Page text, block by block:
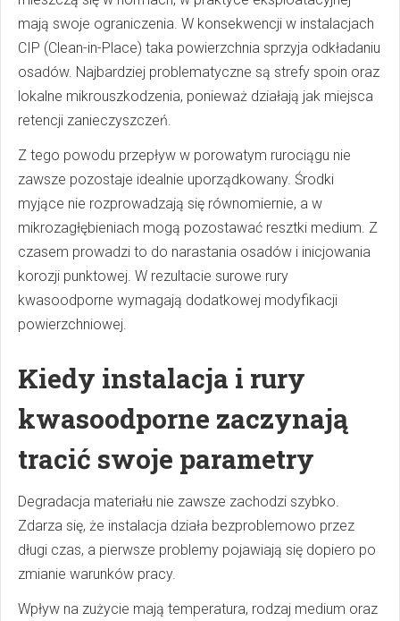
mają swoje ograniczenia. W konsekwencji w instalacjach
CIP (Clean-in-Place) taka powierzchnia sprzyja odkładaniu
osadów. Najbardziej problematyczne są strefy spoin oraz
lokalne mikrouszkodzenia, ponieważ działają jak miejsca
retencji zanieczyszczeń.
Z tego powodu przepływ w porowatym rurociągu nie
zawsze pozostaje idealnie uporządkowany. Środki
myjące nie rozprowadzają się równomiernie, a w
mikrozagłębieniach mogą pozostawać resztki medium. Z
czasem prowadzi to do narastania osadów i inicjowania
korozji punktowej. W rezultacie surowe rury
kwasoodporne wymagają dodatkowej modyfikacji
powierzchniowej.
Kiedy instalacja i rury
kwasoodporne zaczynają
tracić swoje parametry
Degradacja materiału nie zawsze zachodzi szybko.
Zdarza się, że instalacja działa bezproblemowo przez
długi czas, a pierwsze problemy pojawiają się dopiero po
zmianie warunków pracy.
Wpływ na zużycie mają temperatura, rodzaj medium oraz